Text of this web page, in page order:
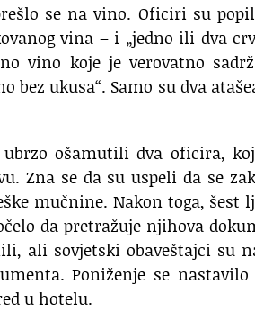
se na vino. Oficiri su
vina – i „jedno ili dva
vino koje je verovatno
bez ukusa“. Samo su dva
ošamutili dva oficira,
Zna se da su uspeli da se
mučnine. Nakon toga,
da pretražuje njihova
ali sovjetski obaveštajci su
Poniženje se
u hotelu.